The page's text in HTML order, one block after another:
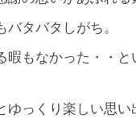
タバタしがち。
暇もなかった・・
ゆっくり楽しい思い